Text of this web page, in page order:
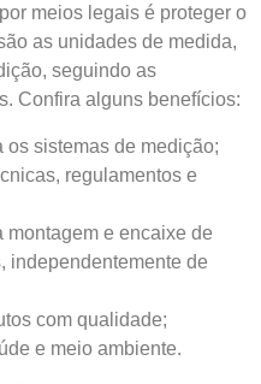
meios legais é proteger o
as unidades de medida,
seguindo as
Confira alguns benefícios:
sistemas de medição;
regulamentos e
e encaixe de
independentemente de
com qualidade;
e meio ambiente.